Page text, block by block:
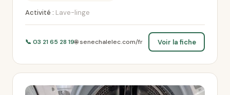
Activité : Lave-linge
📞 03 21 65 28 19🌐 senechalelec.com/fr Voir la fiche